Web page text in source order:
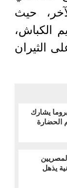
حيث
الكباش،
الثيران
بروما يشارك
الحضارة
يذهل